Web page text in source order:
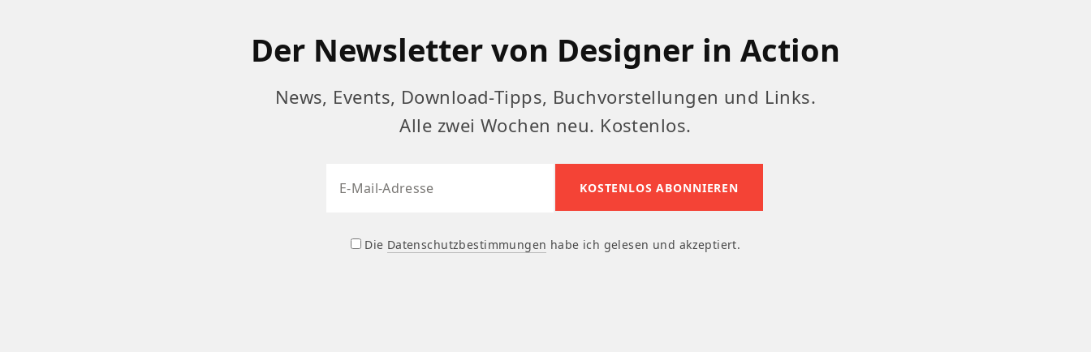
Der Newsletter von Designer in Action
News, Events, Download-Tipps, Buchvorstellungen und Links.
Alle zwei Wochen neu. Kostenlos.
Die Datenschutzbestimmungen habe ich gelesen und akzeptiert.